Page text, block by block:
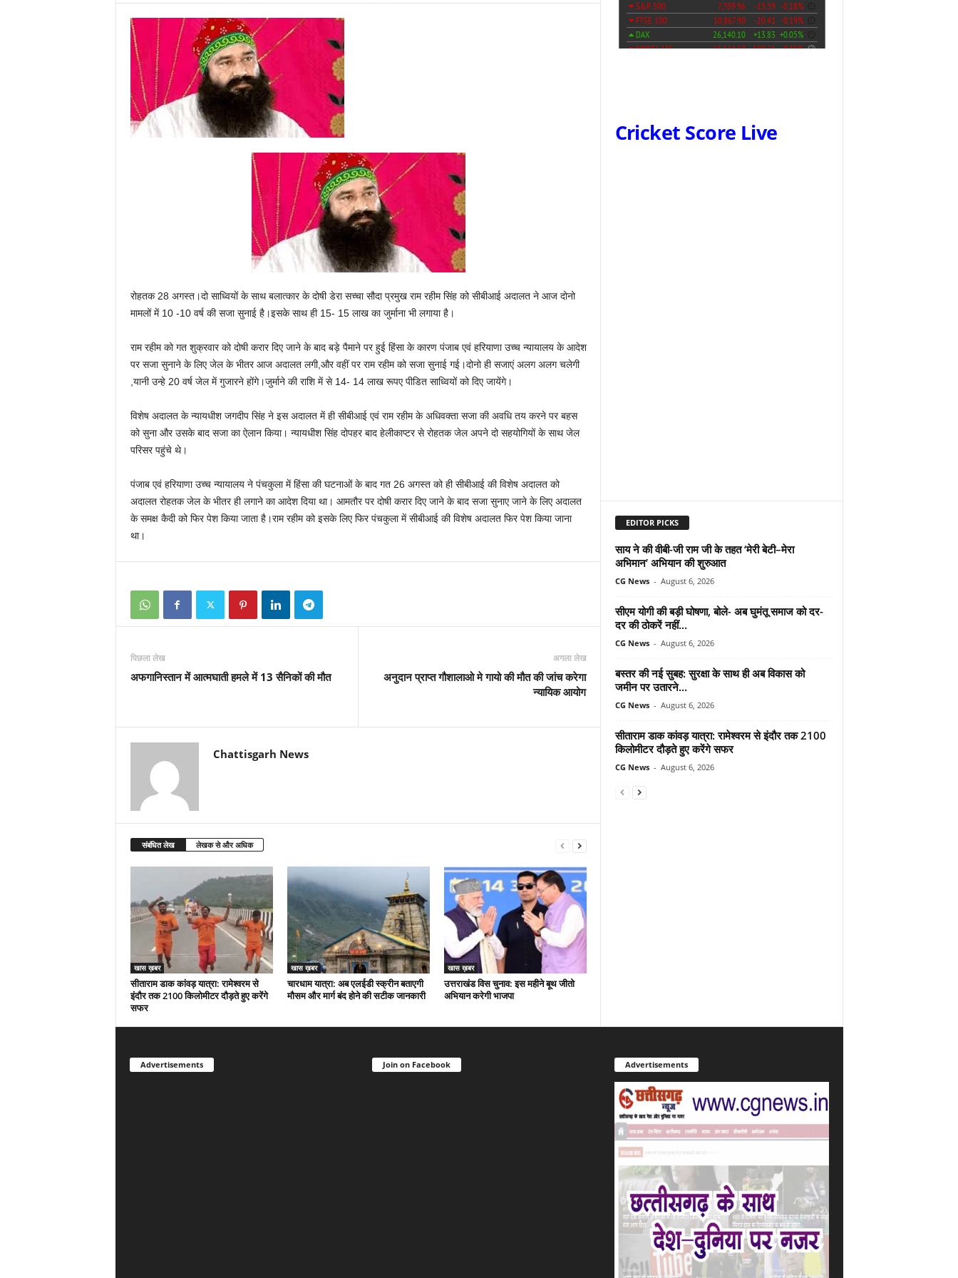
रोहतक 28 अगस्त।दो साध्वियों के साथ बलात्कार के दोषी डेरा सच्चा सौदा प्रमुख राम रहीम सिंह को सीबीआई अदालत ने आज दोनो
मामलों में 10 -10 वर्ष की सजा सुनाई है।इसके साथ ही 15- 15 लाख का जुर्माना भी लगाया है।
राम रहीम को गत शुक्रवार को दोषी करार दिए जाने के बाद बड़े पैमाने पर हुई हिंसा के कारण पंजाब एवं हरियाणा उच्च न्यायालय के आदेश
पर सजा सुनाने के लिए जेल के भीतर आज अदालत लगी,और वहीं पर राम रहीम को सजा सुनाई गई।दोनो ही सजाएं अलग अलग चलेगी
,यानी उन्हे 20 वर्ष जेल में गुजारने होंगे।जुर्माने की राशि में से 14- 14 लाख रूपए पीडित साध्वियों को दिए जायेंगे।
विशेष अदालत के न्यायधीश जगदीप सिंह ने इस अदालत में ही सीबीआई एवं राम रहीम के अधिवक्ता सजा की अवधि तय करने पर बहस
को सुना और उसके बाद सजा का ऐलान किया। न्यायधीश सिंह दोपहर बाद हेलीकाप्टर से रोहतक जेल अपने दो सहयोगियों के साथ जेल
परिसर पहुंचे थे।
पंजाब एवं हरियाणा उच्च न्यायालय ने पंचकुला में हिंसा की घटनाओं के बाद गत 26 अगस्त को ही सीबीआई की विशेष अदालत को
अदालत रोहतक जेल के भीतर ही लगाने का आदेश दिया था। आमतौर पर दोषी करार दिए जाने के बाद सजा सुनाए जाने के लिए अदालत
के समक्ष कैदी को फिर पेश किया जाता है।राम रहीम को इसके लिए फिर पंचकुला में सीबीआई की विशेष अदालत फिर पेश किया जाना
था।
पिछला लेख
अफगानिस्तान में आत्मघाती हमले में 13 सैनिकों की मौत
अगला लेख
अनुदान प्राप्त गौशालाओ मे गायो की मौत की जांच करेगा
न्यायिक आयोग
Chattisgarh News
संबंधित लेख लेखक से और अधिक
खास ख़बर
सीताराम डाक कांवड़ यात्रा: रामेश्वरम से
इंदौर तक 2100 किलोमीटर दौड़ते हुए करेंगे
सफर
खास ख़बर
चारधाम यात्रा: अब एलईडी स्क्रीन बताएगी
मौसम और मार्ग बंद होने की सटीक जानकारी
खास ख़बर
उत्तराखंड विस चुनाव: इस महीने बूथ जीतो
अभियान करेगी भाजपा
Cricket Score Live
EDITOR PICKS
साय ने की वीबी-जी राम जी के तहत ‘मेरी बेटी–मेरा
अभिमान’ अभियान की शुरुआत
CG News - August 6, 2026
सीएम योगी की बड़ी घोषणा, बोले- अब घुमंतू समाज को दर-
दर की ठोकरें नहीं...
CG News - August 6, 2026
बस्तर की नई सुबह: सुरक्षा के साथ ही अब विकास को
जमीन पर उतारने...
CG News - August 6, 2026
सीताराम डाक कांवड़ यात्रा: रामेश्वरम से इंदौर तक 2100
किलोमीटर दौड़ते हुए करेंगे सफर
CG News - August 6, 2026
Advertisements Join on Facebook Advertisements